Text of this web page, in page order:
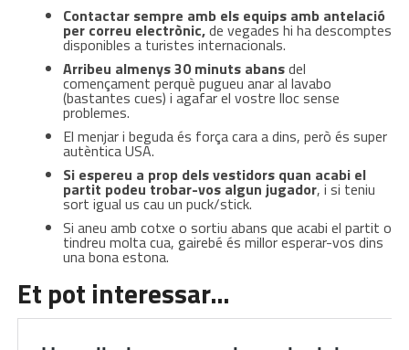
Contactar sempre amb els equips amb antelació
per correu electrònic,de vegades hi ha descomptes
disponibles a turistes internacionals.
Arribeu almenys 30 minuts abansdel
començament perquè pugueu anar al lavabo
(bastantes cues) i agafar el vostre lloc sense
problemes.
El menjar i beguda és força cara a dins, però és super
autèntica USA.
Si espereu a prop dels vestidors quan acabi el
partit podeu trobar-vos algun jugador, i si teniu
sort igual us cau un puck/stick.
Si aneu amb cotxe o sortiu abans que acabi el partit o
tindreu molta cua, gairebé és millor esperar-vos dins
una bona estona.
Et pot interessar…